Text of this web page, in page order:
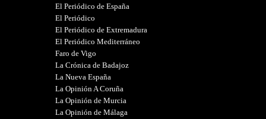
El Periódico de España
El Periódico
El Periódico de Extremadura
El Periódico Mediterráneo
Faro de Vigo
La Crónica de Badajoz
La Nueva España
La Opinión A Coruña
La Opinión de Murcia
La Opinión de Málaga